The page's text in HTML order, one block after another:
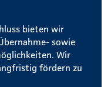
bieten wir
sowie
Wir
fördern zu